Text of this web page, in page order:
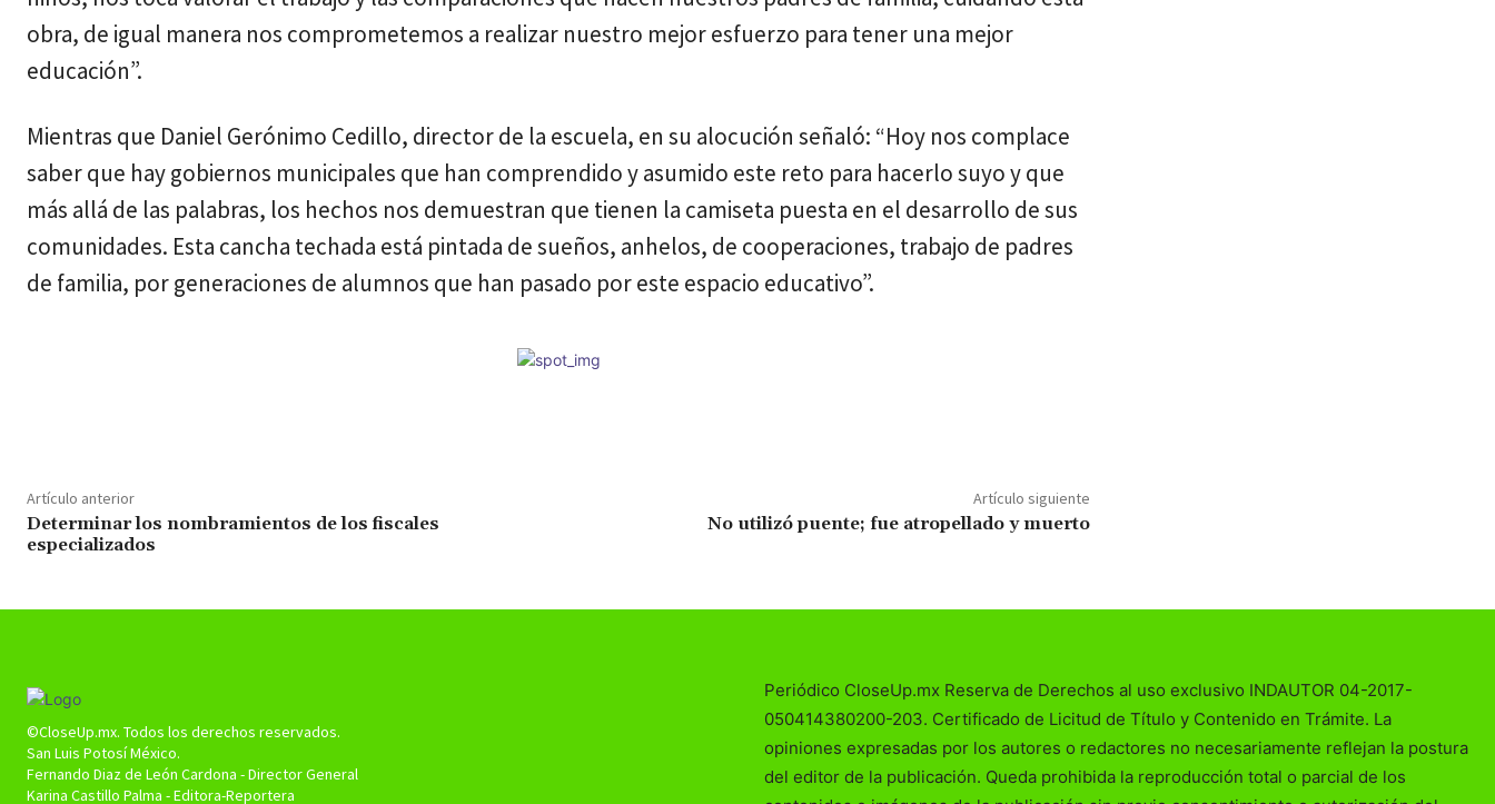
obra, de igual manera nos comprometemos a realizar nuestro mejor esfuerzo para tener una mejor
educación”.
Mientras que Daniel Gerónimo Cedillo, director de la escuela, en su alocución señaló: “Hoy nos complace
saber que hay gobiernos municipales que han comprendido y asumido este reto para hacerlo suyo y que
más allá de las palabras, los hechos nos demuestran que tienen la camiseta puesta en el desarrollo de sus
comunidades. Esta cancha techada está pintada de sueños, anhelos, de cooperaciones, trabajo de padres
de familia, por generaciones de alumnos que han pasado por este espacio educativo”.
Artículo anterior
Determinar los nombramientos de los fiscales
especializados
Artículo siguiente
No utilizó puente; fue atropellado y muerto
©CloseUp.mx. Todos los derechos reservados.
San Luis Potosí México.
Fernando Diaz de León Cardona - Director General
Karina Castillo Palma - Editora-Reportera
Periódico CloseUp.mx Reserva de Derechos al uso exclusivo INDAUTOR 04-2017-
050414380200-203. Certificado de Licitud de Título y Contenido en Trámite. La
opiniones expresadas por los autores o redactores no necesariamente reflejan la postura
del editor de la publicación. Queda prohibida la reproducción total o parcial de los